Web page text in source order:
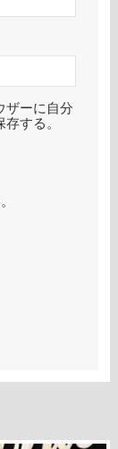
ザーに自分
する。